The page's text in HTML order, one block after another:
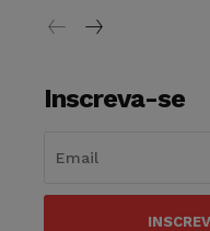
Inscreva-se